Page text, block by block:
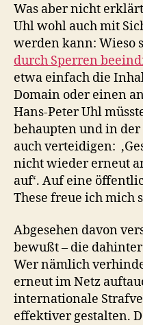
Was aber nicht
Uhl wohl auch mit
werden kann: Wieso
durch Sperren
etwa einfach die
Domain oder einen
Hans-Peter Uhl
behaupten und in
auch verteidigen:
nicht wieder erneut
auf‘. Auf eine
These freue ich mich
Abgesehen davon
bewußt – die
Wer nämlich
erneut im Netz
internationale
effektiver gestalten.